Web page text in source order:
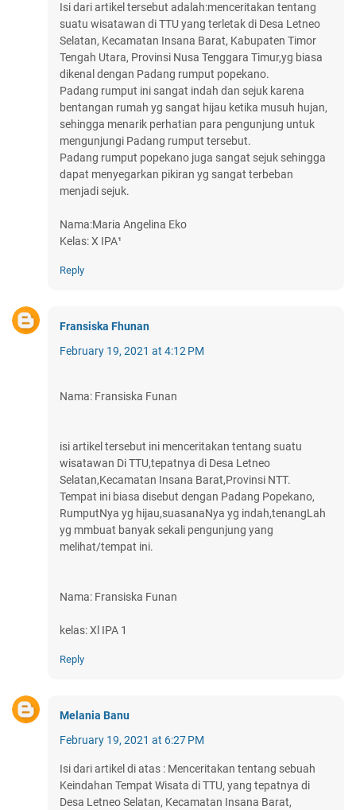
Isi dari artikel tersebut adalah:menceritakan tentang
suatu wisatawan di TTU yang terletak di Desa Letneo
Selatan, Kecamatan Insana Barat, Kabupaten Timor
Tengah Utara, Provinsi Nusa Tenggara Timur,yg biasa
dikenal dengan Padang rumput popekano.
Padang rumput ini sangat indah dan sejuk karena
bentangan rumah yg sangat hijau ketika musuh hujan,
sehingga menarik perhatian para pengunjung untuk
mengunjungi Padang rumput tersebut.
Padang rumput popekano juga sangat sejuk sehingga
dapat menyegarkan pikiran yg sangat terbeban
menjadi sejuk.
Nama:Maria Angelina Eko
Kelas: X IPA¹
Reply
Fransiska Fhunan
February 19, 2021 at 4:12 PM
Nama: Fransiska Funan
isi artikel tersebut ini menceritakan tentang suatu
wisatawan Di TTU,tepatnya di Desa Letneo
Selatan,Kecamatan Insana Barat,Provinsi NTT.
Tempat ini biasa disebut dengan Padang Popekano,
RumputNya yg hijau,suasanaNya yg indah,tenangLah
yg mmbuat banyak sekali pengunjung yang
melihat/tempat ini.
Nama: Fransiska Funan
kelas: Xl IPA 1
Reply
Melania Banu
February 19, 2021 at 6:27 PM
Isi dari artikel di atas : Menceritakan tentang sebuah
Keindahan Tempat Wisata di TTU, yang tepatnya di
Desa Letneo Selatan, Kecamatan Insana Barat,